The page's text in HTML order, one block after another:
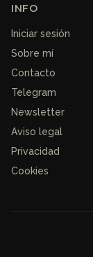
INFO
Iniciar sesión
Sobre mí
Contacto
Telegram
Newsletter
Aviso legal
Privacidad
Cookies